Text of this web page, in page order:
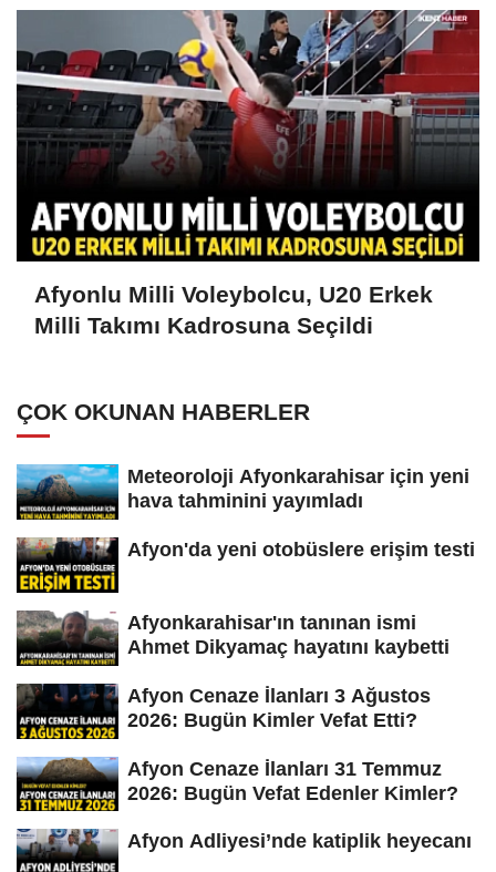
Afyonlu Milli Voleybolcu, U20 Erkek
Milli Takımı Kadrosuna Seçildi
ÇOK OKUNAN HABERLER
Meteoroloji Afyonkarahisar için yeni
hava tahminini yayımladı
Afyon'da yeni otobüslere erişim testi
Afyonkarahisar'ın tanınan ismi
Ahmet Dikyamaç hayatını kaybetti
Afyon Cenaze İlanları 3 Ağustos
2026: Bugün Kimler Vefat Etti?
Afyon Cenaze İlanları 31 Temmuz
2026: Bugün Vefat Edenler Kimler?
Afyon Adliyesi’nde katiplik heyecanı